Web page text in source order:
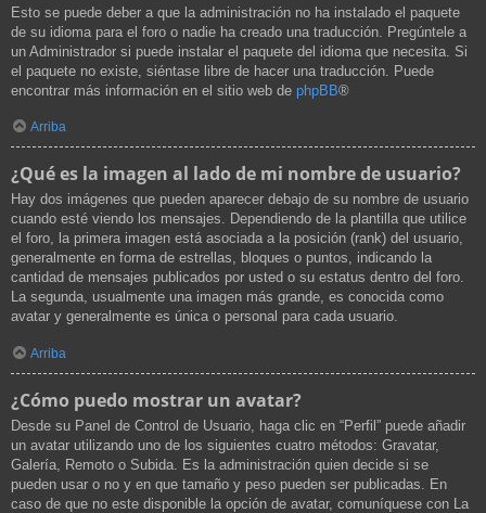
Esto se puede deber a que la administración no ha instalado el paquete
de su idioma para el foro o nadie ha creado una traducción. Pregúntele a
un Administrador si puede instalar el paquete del idioma que necesita. Si
el paquete no existe, siéntase libre de hacer una traducción. Puede
encontrar más información en el sitio web de phpBB®
Arriba
¿Qué es la imagen al lado de mi nombre de usuario?
Hay dos imágenes que pueden aparecer debajo de su nombre de usuario
cuando esté viendo los mensajes. Dependiendo de la plantilla que utilice
el foro, la primera imagen está asociada a la posición (rank) del usuario,
generalmente en forma de estrellas, bloques o puntos, indicando la
cantidad de mensajes publicados por usted o su estatus dentro del foro.
La segunda, usualmente una imagen más grande, es conocida como
avatar y generalmente es única o personal para cada usuario.
Arriba
¿Cómo puedo mostrar un avatar?
Desde su Panel de Control de Usuario, haga clic en “Perfil” puede añadir
un avatar utilizando uno de los siguientes cuatro métodos: Gravatar,
Galería, Remoto o Subida. Es la administración quien decide si se
pueden usar o no y en que tamaño y peso pueden ser publicadas. En
caso de que no este disponible la opción de avatar, comuníquese con La